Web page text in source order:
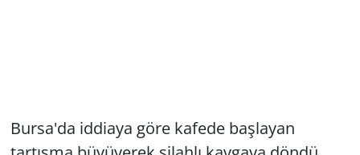
Bursa'da iddiaya göre kafede başlayan